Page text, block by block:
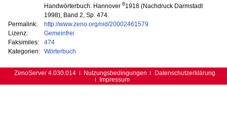
Handwörterbuch. Hannover 81918 (Nachdruck Darmstadt
1998), Band 2, Sp. 474.
Permalink:
http://www.zeno.org/nid/20002461579
Lizenz:
Gemeinfrei
Faksimiles:
474
Kategorien:
Wörterbuch
ZenoServer 4.030.014 Nutzungsbedingungen
Datenschutzerklärung
Impressum